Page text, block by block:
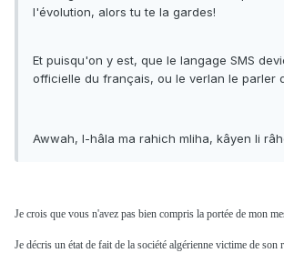
l'évolution, alors tu te la gardes!
Et puisqu'on y est, que le langage SMS
officielle du français, ou le verlan le parler
Awwah, l-hâla ma rahich mliha, kâyen li
Je crois que vous n'avez pas bien compris la portée de mon
Je décris un état de fait de la société algérienne victime de